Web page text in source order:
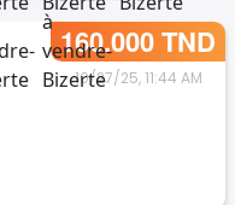
160.000 TND
10/27/25, 11:44 AM